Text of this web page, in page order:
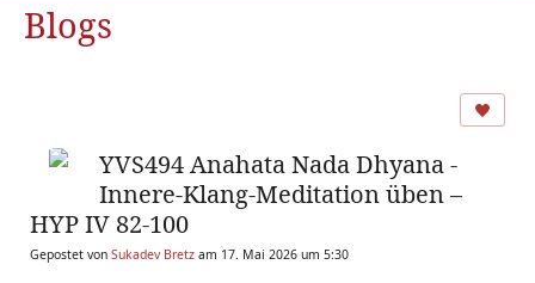
Blogs
YVS494 Anahata Nada Dhyana -
Innere-Klang-Meditation üben –
HYP IV 82-100
Gepostet von Sukadev Bretz am 17. Mai 2026 um 5:30